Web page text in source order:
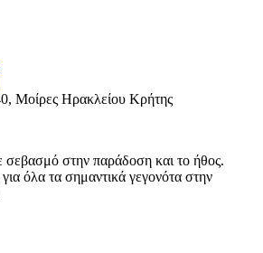
Μοίρες Ηρακλείου Κρήτης
σεβασμό στην παράδοση και το ήθος.
όλα τα σημαντικά γεγονότα στην